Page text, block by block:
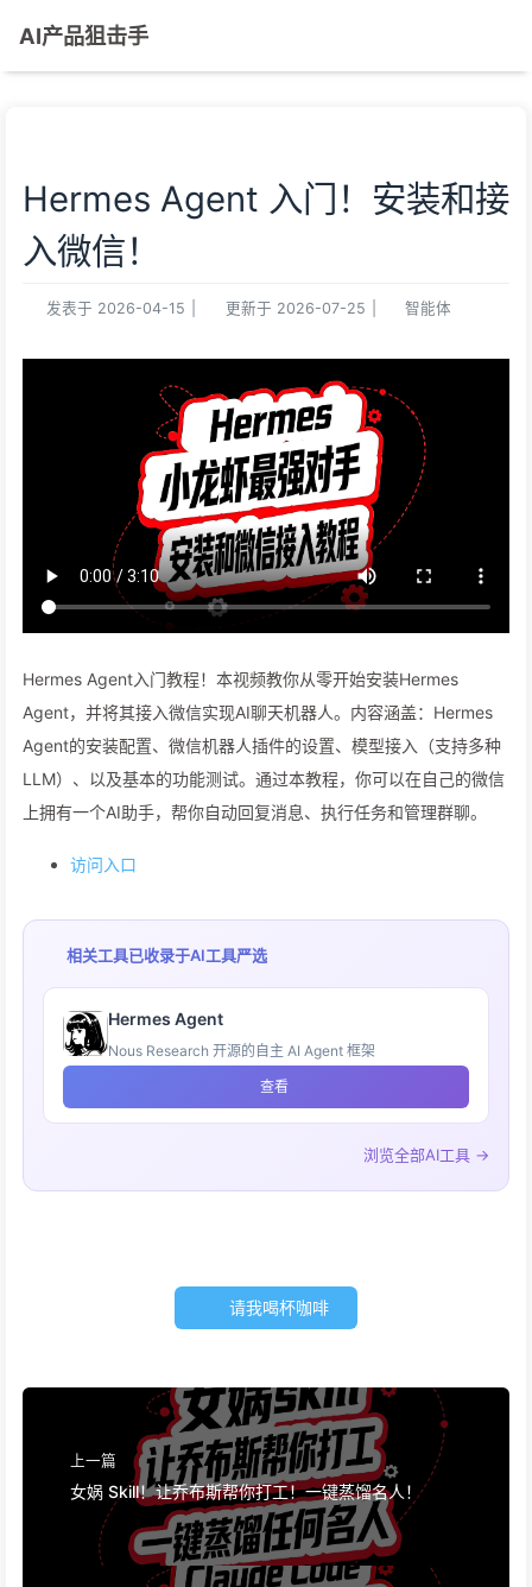
AI产品狙击手
Hermes Agent 入门！安装和接
入微信！
发表于 2026-04-15 更新于 2026-07-25 智能体
Hermes Agent入门教程！本视频教你从零开始安装Hermes
Agent，并将其接入微信实现AI聊天机器人。内容涵盖：Hermes
Agent的安装配置、微信机器人插件的设置、模型接入（支持多种
LLM）、以及基本的功能测试。通过本教程，你可以在自己的微信
上拥有一个AI助手，帮你自动回复消息、执行任务和管理群聊。
访问入口
相关工具已收录于AI工具严选
Hermes Agent
Nous Research 开源的自主 AI Agent 框架
查看
浏览全部AI工具 →
请我喝杯咖啡
上一篇
女娲 Skill！让乔布斯帮你打工！一键蒸馏名人！